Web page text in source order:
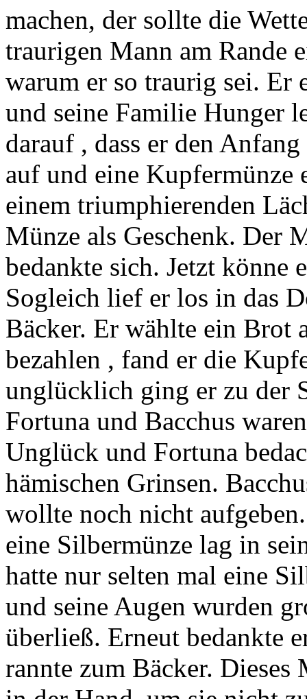
machen, der sollte die
traurigen Mann am Rande
warum er so traurig sei. Er
und seine Familie Hunger
darauf , dass er den
auf und eine Kupfermünze
einem triumphierenden
Münze als Geschenk. Der
bedankte sich. Jetzt könne
Sogleich lief er los in das
Bäcker. Er wählte ein Brot
bezahlen , fand er die
unglücklich ging er zu der
Fortuna und Bacchus
Unglück und Fortuna
hämischen Grinsen.
wollte noch nicht
eine Silbermünze lag in
hatte nur selten mal eine
und seine Augen wurden
überließ. Erneut bedankte
rannte zum Bäcker.